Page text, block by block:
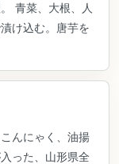
青菜、大根、人
け込む。唐芋を
んにゃく、油揚
った、山形県全